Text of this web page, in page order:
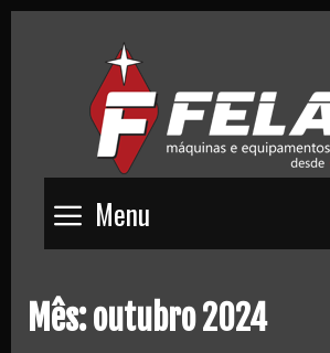
Menu
Mês:outubro 2024